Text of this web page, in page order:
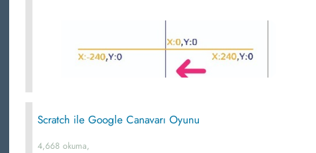
Scratch ile Google Canavarı Oyunu
4,668 okuma,